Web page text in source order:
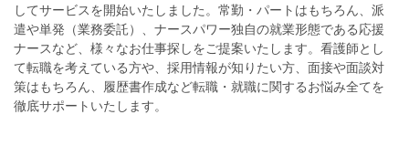
してサービスを開始いたしました。常勤・パートはもちろん、派
遣や単発（業務委託）、ナースパワー独自の就業形態である応援
ナースなど、様々なお仕事探しをご提案いたします。看護師とし
て転職を考えている方や、採用情報が知りたい方、面接や面談対
策はもちろん、履歴書作成など転職・就職に関するお悩み全てを
徹底サポートいたします。